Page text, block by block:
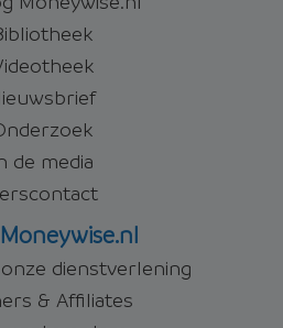
de media
dienstverlening
& Affiliates